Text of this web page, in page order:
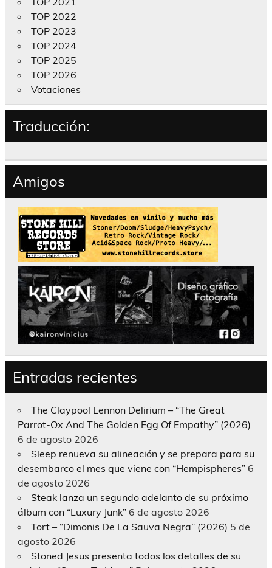
TOP 2022
TOP 2023
TOP 2024
TOP 2025
TOP 2026
Votaciones
Traducción:
Amigos
Entradas recientes
The Claypool Lennon Delirium – “The Great
Parrot-Ox And The Golden Egg Of Empathy” (2026)
6 de agosto 2026
Sleep renueva su alineación y se prepara para su
desembarco el mes que viene con “Hempispheres” 6
de agosto 2026
Steak lanza un segundo adelanto de su próximo
álbum con “Luxury Junk” 6 de agosto 2026
Tort – “Dimonis De La Sauva Negra” (2026) 5 de
agosto 2026
Stoned Jesus presenta todos los detalles de su